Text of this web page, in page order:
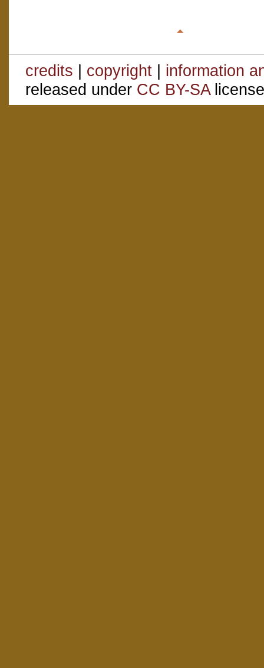
credits | copyright | information
released under CC BY-SA